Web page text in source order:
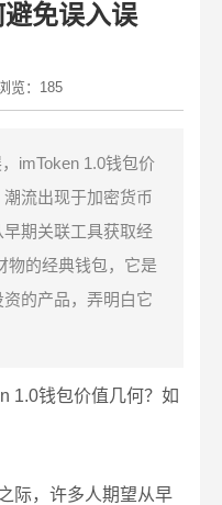
免误入误
览：185
imToken 1.0钱包价
流出现于加密货币
期关联工具获取经
物的经典钱包，它是
的产品，弄明白它
1.0钱包价值几何？如
际，许多人期望从早